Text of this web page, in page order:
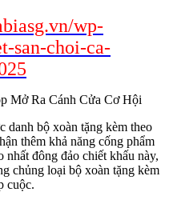
wp-
san-choi-ca-
danh bộ xoàn tặng kèm theo
thêm khả năng cống phẩm
đông đảo chiết khấu này,
chủng loại bộ xoàn tặng kèm
cuộc.